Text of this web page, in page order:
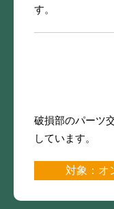
す。
破損部のパーツ
しています。
対象：オ